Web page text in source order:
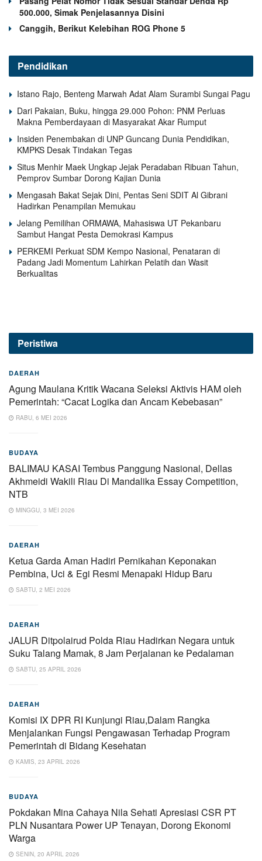
500.000, Simak Penjelasannya Disini
Canggih, Berikut Kelebihan ROG Phone 5
Pendidikan
Istano Rajo, Benteng Marwah Adat Alam Surambi Sungai Pagu
Dari Pakaian, Buku, hingga 29.000 Pohon: PNM Perluas
Makna Pemberdayaan di Masyarakat Akar Rumput
Insiden Penembakan di UNP Guncang Dunia Pendidikan,
KMPKS Desak Tindakan Tegas
Situs Menhir Maek Ungkap Jejak Peradaban Ribuan Tahun,
Pemprov Sumbar Dorong Kajian Dunia
Mengasah Bakat Sejak Dini, Pentas Seni SDIT Al Gibrani
Hadirkan Penampilan Memukau
Jelang Pemilihan ORMAWA, Mahasiswa UT Pekanbaru
Sambut Hangat Pesta Demokrasi Kampus
PERKEMI Perkuat SDM Kempo Nasional, Penataran di
Padang Jadi Momentum Lahirkan Pelatih dan Wasit
Berkualitas
Peristiwa
DAERAH
Agung Maulana Kritik Wacana Seleksi Aktivis HAM oleh
Pemerintah: “Cacat Logika dan Ancam Kebebasan”
RABU, 6 MEI 2026
BUDAYA
BALIMAU KASAI Tembus Panggung Nasional, Dellas
Akhmeidi Wakili Riau Di Mandalika Essay Competition,
NTB
MINGGU, 3 MEI 2026
DAERAH
Ketua Garda Aman Hadiri Pernikahan Keponakan
Pembina, Uci & Egi Resmi Menapaki Hidup Baru
SABTU, 2 MEI 2026
DAERAH
JALUR Ditpolairud Polda Riau Hadirkan Negara untuk
Suku Talang Mamak, 8 Jam Perjalanan ke Pedalaman
SABTU, 25 APRIL 2026
DAERAH
Komisi IX DPR RI Kunjungi Riau,Dalam Rangka
Menjalankan Fungsi Pengawasan Terhadap Program
Pemerintah di Bidang Kesehatan
KAMIS, 23 APRIL 2026
BUDAYA
Pokdakan Mina Cahaya Nila Sehati Apresiasi CSR PT
PLN Nusantara Power UP Tenayan, Dorong Ekonomi
Warga
SENIN, 20 APRIL 2026